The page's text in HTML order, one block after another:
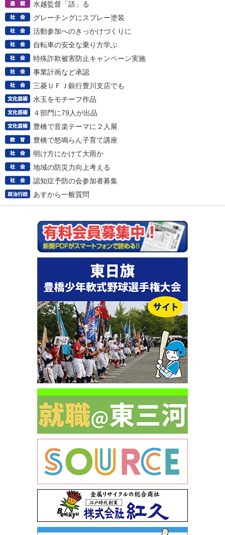
水越監督「語」る
グレーチングにスプレー塗装
活動参加へのきっかけづくりに
自転車の安全な乗り方学ぶ
特殊詐欺被害防止キャンペーン実施
事業計画など承認
三菱ＵＦＪ銀行豊川支店でも
水玉をモチーフ作品
４部門に79人が出品
豊橋で音楽テーマに２人展
豊橋で怒鳴らん子育て講座
明け方にかけて大雨か
地域の防災力向上考える
認知症予防の会参加者募集
あすから一般質問